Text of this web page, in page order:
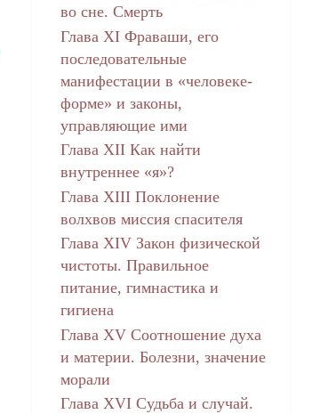
во сне. Смерть
Глава XI Фраваши, его
последовательные
манифестации в «человеке-
форме» и законы,
управляющие ими
Глава ХII Как найти
внутреннее «я»?
Глава XIII Поклонение
волхвов миссия спасителя
Глава XIV Закон физической
чистоты. Правильное
питание, гимнастика и
гигиена
Глава XV Соотношение духа
и материи. Болезни, значение
морали
Глава XVI Судьба и случай.